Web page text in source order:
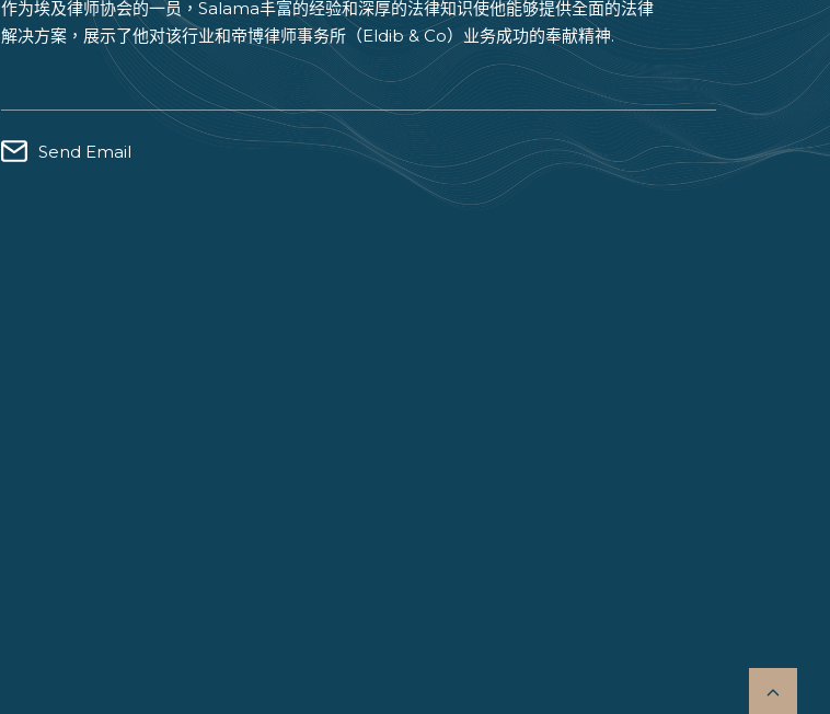
作为埃及律师协会的一员，Salama丰富的经验和深厚的法律知识使他能够提供全面的法律
解决方案，展示了他对该行业和帝博律师事务所（Eldib & Co）业务成功的奉献精神.
Send Email